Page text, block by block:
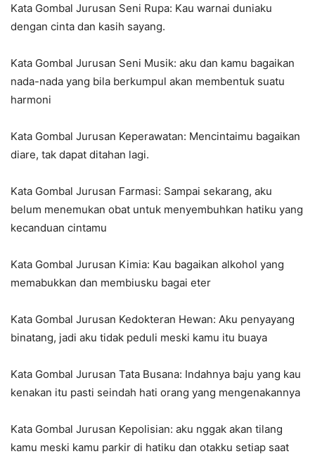
Kata Gombal Jurusan Seni Rupa: Kau warnai duniaku
dengan cinta dan kasih sayang.
Kata Gombal Jurusan Seni Musik: aku dan kamu bagaikan
nada-nada yang bila berkumpul akan membentuk suatu
harmoni
Kata Gombal Jurusan Keperawatan: Mencintaimu bagaikan
diare, tak dapat ditahan lagi.
Kata Gombal Jurusan Farmasi: Sampai sekarang, aku
belum menemukan obat untuk menyembuhkan hatiku yang
kecanduan cintamu
Kata Gombal Jurusan Kimia: Kau bagaikan alkohol yang
memabukkan dan membiusku bagai eter
Kata Gombal Jurusan Kedokteran Hewan: Aku penyayang
binatang, jadi aku tidak peduli meski kamu itu buaya
Kata Gombal Jurusan Tata Busana: Indahnya baju yang kau
kenakan itu pasti seindah hati orang yang mengenakannya
Kata Gombal Jurusan Kepolisian: aku nggak akan tilang
kamu meski kamu parkir di hatiku dan otakku setiap saat